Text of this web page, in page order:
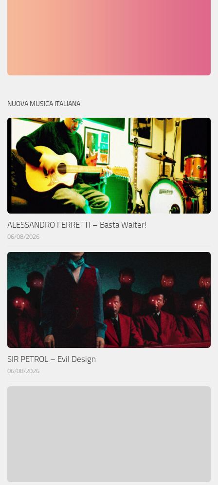
NUOVA MUSICA ITALIANA
ALESSANDRO FERRETTI – Basta Walter!
06/08/2026
SIR PETROL – Evil Design
06/08/2026